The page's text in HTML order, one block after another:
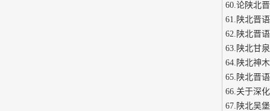
60.论陕北
61.陕北晋
62.陕北晋
63.陕北甘
64.陕北神
65.陕北晋
66.关于深
67.陕北吴